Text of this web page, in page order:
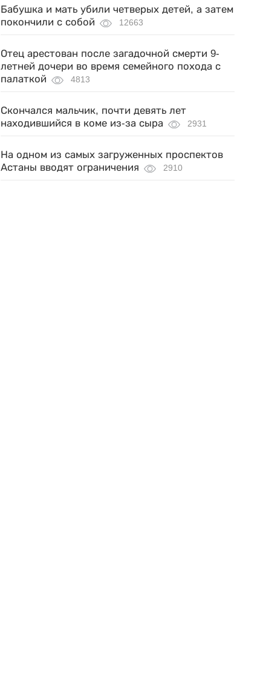
Бабушка и мать убили четверых детей, а затем
покончили с собой
12663
Отец арестован после загадочной смерти 9-
летней дочери во время семейного похода с
палаткой
4813
Скончался мальчик, почти девять лет
находившийся в коме из-за сыра
2931
На одном из самых загруженных проспектов
Астаны вводят ограничения
2910